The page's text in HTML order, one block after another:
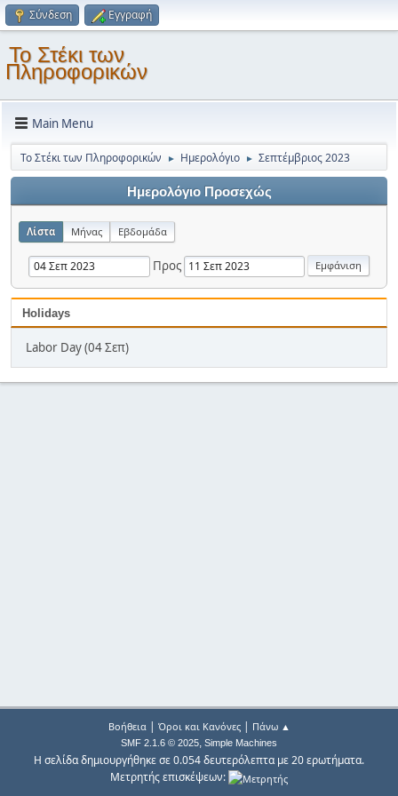
Σύνδεση Εγγραφή
Το Στέκι των
Πληροφορικών
Main Menu
Το Στέκι των Πληροφορικών ► Ημερολόγιο ► Σεπτέμβριος 2023
Ημερολόγιο Προσεχώς
Λίστα Μήνας Εβδομάδα
Προς
Holidays
Labor Day (04 Σεπ)
Βοήθεια| Όροι και Κανόνες| Πάνω ▲
SMF 2.1.6 © 2025, Simple Machines
Η σελίδα δημιουργήθηκε σε 0.054 δευτερόλεπτα με 20 ερωτήματα.
Μετρητής επισκέψεων: